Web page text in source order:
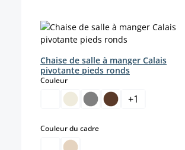
Chaise de salle à manger Calais
pivotante pieds ronds
Couleurselect
+1
Couleur du cadreselect